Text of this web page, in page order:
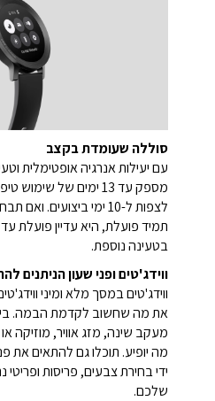
סוללה שעומדת בקצב
מספק עד 13 ימים של
לצפות ל-10 ימי ביצועים.
בטעינה נוספת.
ווידג'טים ופני שעון הניתנים
ווידג'טים במסך מלא ומיני
את מה שחשוב לקדמת הבמה. בין
מעקב שינה, מזג אוויר, מוזיקה
מה יופיע. תוכלו גם להתאים את
ידי בחירת צבעים, פריסות ופריטי
שלכם.